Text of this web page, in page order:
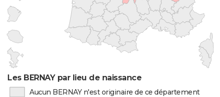
Les BERNAY par lieu de naissance
Aucun BERNAY n'est originaire de ce département